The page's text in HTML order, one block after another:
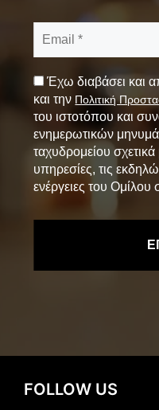
Έχω διαβάσει και
και την Πολιτική
του ιστοτόπου και
ενημερωτικών
ταχυδρομείου σχετικά
υπηρεσίες, τις
ενέργειες του Ομίλου
FOLLOW US